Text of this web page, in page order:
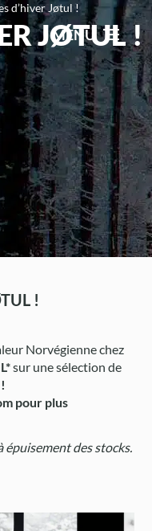
MENU
d’hiver Jøtul !
JØTUL !
!
Norvégienne chez
sur une sélection de
pour plus
épuisement des stocks.